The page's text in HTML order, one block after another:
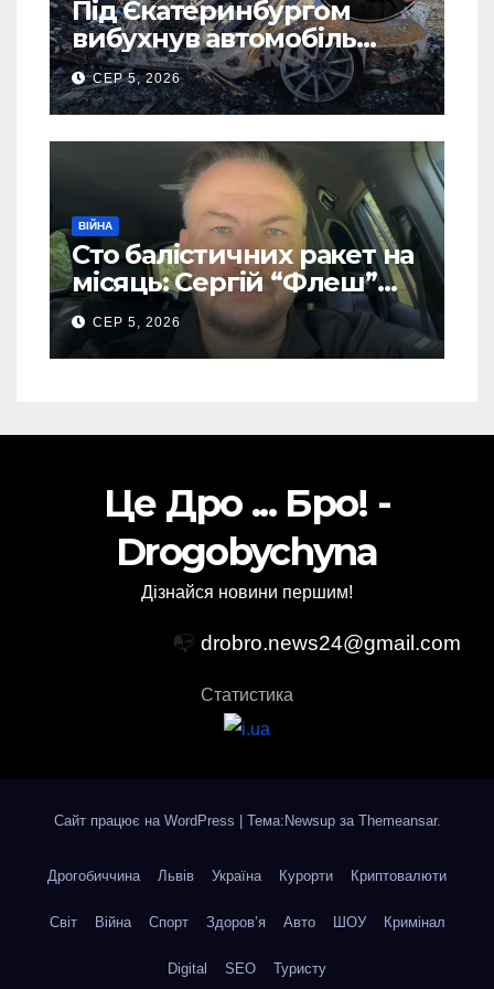
Під Єкатеринбургом
вибухнув автомобіль
голови компанії-
виробника дронів “Упир”
– перші подробиці
СЕР 5, 2026
ВІЙНА
Сто балістичних ракет на
місяць: Сергій “Флеш”
закликав українців
готуватися до гіршого
СЕР 5, 2026
Це Дро ... Бро! -
Drogobychyna
Дізнайся новини першим!
📭 drobro.news24@gmail.com
Статистика
Сайт працює на WordPress Тема:Newsup за Themeansar.
Дрогобиччина Львів Україна Курорти Криптовалюти
Світ Війна Спорт Здоров’я Авто ШОУ Кримінал
Digital SEO Туристу